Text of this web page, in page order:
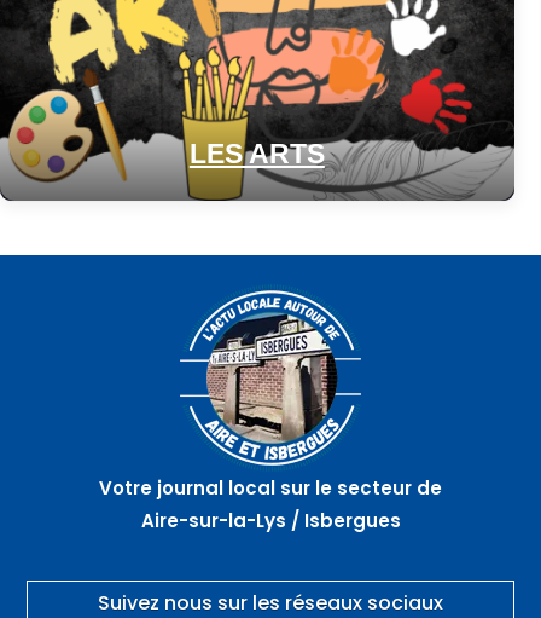
LES ARTS
Votre journal local sur le secteur de
Aire-sur-la-Lys / Isbergues
Suivez nous sur les réseaux sociaux